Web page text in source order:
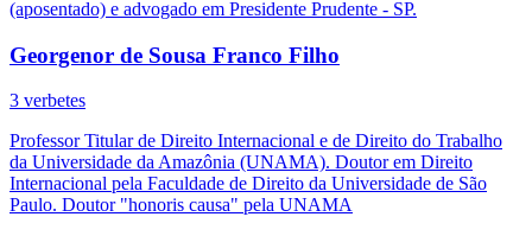
(aposentado) e advogado em Presidente Prudente - SP.
Georgenor de Sousa Franco Filho
3 verbetes
Professor Titular de Direito Internacional e de Direito do Trabalho
da Universidade da Amazônia (UNAMA). Doutor em Direito
Internacional pela Faculdade de Direito da Universidade de São
Paulo. Doutor "honoris causa" pela UNAMA